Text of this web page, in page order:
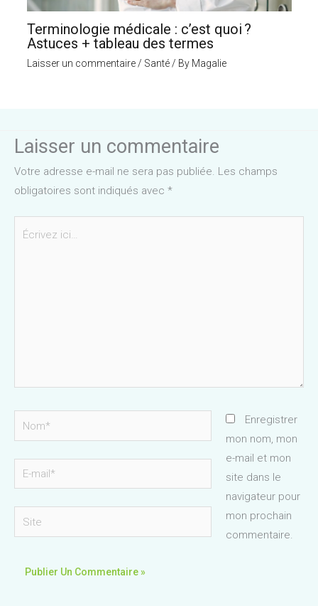
Terminologie médicale : c’est quoi ?
Astuces + tableau des termes
Laisser un commentaire / Santé/ By Magalie
Laisser un commentaire
Votre adresse e-mail ne sera pas publiée. Les champs
obligatoires sont indiqués avec *
Nom*
mail*
Site
Enregistrer
mon nom, mon
e-mail et mon
site dans le
navigateur pour
mon prochain
commentaire.